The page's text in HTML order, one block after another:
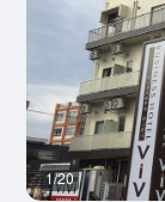
1/20